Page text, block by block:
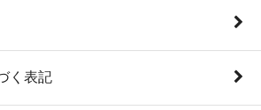
く表記